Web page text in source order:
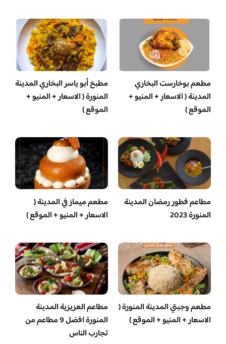
مطعم بوخارست البخاري
المدينة ( الاسعار + المنيو +
الموقع )
مطبخ أبو ياسر البخاري المدينة
المنورة ( الاسعار + المنيو +
الموقع )
مطاعم فطور رمضان المدينة
المنورة 2023
مطعم ميماز في المدينة (
الاسعار + المنيو + الموقع )
مطعم وجبتي المدينة المنورة (
الاسعار + المنيو + الموقع )
مطاعم العزيزية المدينة
المنورة افضل 9 مطاعم من
تجارب الناس